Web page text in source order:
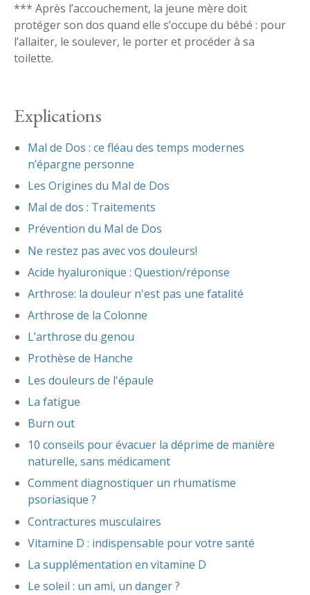
*** Après l’accouchement, la jeune mère doit
protéger son dos quand elle s’occupe du bébé : pour
l’allaiter, le soulever, le porter et procéder à sa
toilette.
Explications
Mal de Dos : ce fléau des temps modernes
n’épargne personne
Les Origines du Mal de Dos
Mal de dos : Traitements
Prévention du Mal de Dos
Ne restez pas avec vos douleurs!
Acide hyaluronique : Question/réponse
Arthrose: la douleur n'est pas une fatalité
Arthrose de la Colonne
L’arthrose du genou
Prothèse de Hanche
Les douleurs de l'épaule
La fatigue
Burn out
10 conseils pour évacuer la déprime de manière
naturelle, sans médicament
Comment diagnostiquer un rhumatisme
psoriasique ?
Contractures musculaires
Vitamine D : indispensable pour votre santé
La supplémentation en vitamine D
Le soleil : un ami, un danger ?